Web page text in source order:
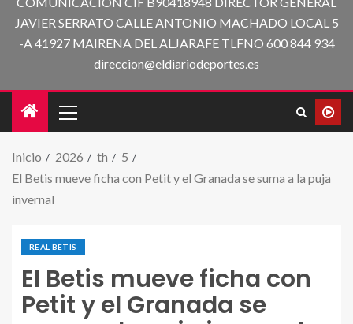
JAVIER SERRATO CALLE ANTONIO MACHADO LOCAL 5
-A 41927 MAIRENA DEL ALJARAFE TLFNO 600 844 934
direccion@eldiariodeportes.es
Inicio 2026 th
5
El Betis mueve ficha con Petit y el Granada se suma a la puja
invernal
REAL BETIS
El Betis mueve ficha con
Petit y el Granada se